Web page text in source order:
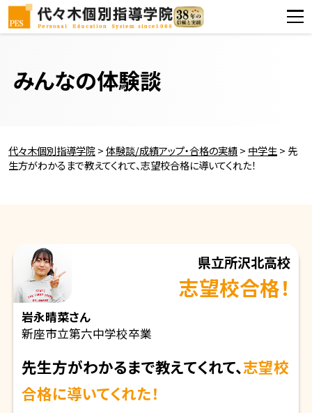
みんなの体験談
代々木個別指導学院>体験談/成績アップ・合格の実績> 中学生> 先
生方がわかるまで教えてくれて、志望校合格に導いてくれた！
県立所沢北高校
志望校合格！
岩永晴菜さん
新座市立第六中学校卒業
先生方がわかるまで教えてくれて、志望校
合格に導いてくれた！